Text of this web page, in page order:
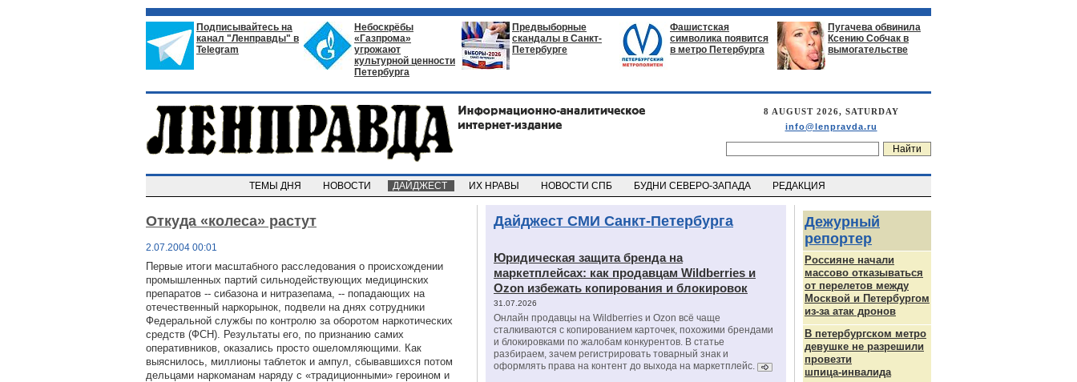
Подписывайтесь на
канал "Ленправды" в
Telegram
Небоскрёбы
«Газпрома»
угрожают
культурной ценности
Петербурга
Предвыборные
скандалы в Санкт-
Петербурге
Фашистская
символика появится
в метро Петербурга
Пугачева обвинила
Ксению Собчак в
вымогательстве
8 AUGUST 2026, SATURDAY
info@lenpravda.ru
ТЕМЫ ДНЯ НОВОСТИ ДАЙДЖЕСТ ИХ НРАВЫ НОВОСТИ СПБ БУДНИ СЕВЕРО-ЗАПАДА РЕДАКЦИЯ
Откуда «колеса» растут
2.07.2004 00:01
Первые итоги масштабного расследования о происхождении
промышленных партий сильнодействующих медицинских
препаратов -- сибазона и нитразепама, -- попадающих на
отечественный наркорынок, подвели на днях сотрудники
Федеральной службы по контролю за оборотом наркотических
средств (ФСН). Результаты его, по признанию самих
оперативников, оказались просто ошеломляющими. Как
выяснилось, миллионы таблеток и ампул, сбывавшихся потом
дельцами наркоманам наряду с «традиционными» героином и
Дайджест СМИ Санкт-Петербурга
Юридическая защита бренда на
маркетплейсах: как продавцам Wildberries и
Ozon избежать копирования и блокировок
31.07.2026
Онлайн продавцы на Wildberries и Ozon всё чаще
сталкиваются с копированием карточек, похожими брендами
и блокировками по жалобам конкурентов. В статье
разбираем, зачем регистрировать товарный знак и
оформлять права на контент до выхода на маркетплейс.
Дежурный
репортер
Россияне начали
массово отказываться
от перелетов между
Москвой и Петербургом
из-за атак дронов
В петербургском метро
девушке не разрешили
провезти
шпица‑инвалида